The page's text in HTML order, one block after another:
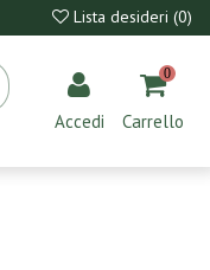
Lista desideri (0)
Accedi
0
Carrello